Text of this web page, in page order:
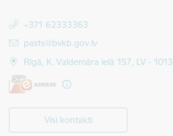
+371 62333363
E-pasts:
pasts@bvkb.gov.lv
Rīgā, K. Valdemāra ielā 157, LV - 1013
Visi kontakti